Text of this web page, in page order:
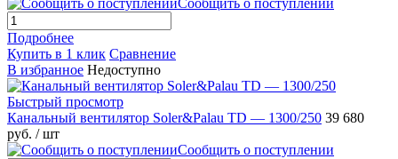
Сообщить о поступлении
Подробнее
Купить в 1 клик Сравнение
В избранное Недоступно
Быстрый просмотр
Канальный вентилятор Soler&Palau TD — 1300/250 39 680
руб. / шт
Сообщить о поступлении